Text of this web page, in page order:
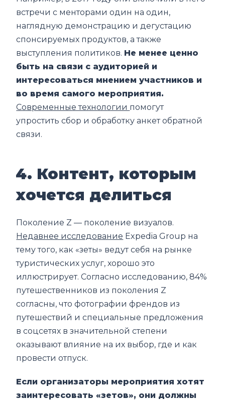
встречи с менторами один на один,
наглядную демонстрацию и дегустацию
спонсируемых продуктов, а также
выступления политиков. Не менее ценно
быть на связи с аудиторией и
интересоваться мнением участников и
во время самого мероприятия.
Современные технологии помогут
упростить сбор и обработку анкет обратной
связи.
4. Контент, которым
хочется делиться
Поколение Z — поколение визуалов.
Недавнее исследование Expedia Group на
тему того, как «зеты» ведут себя на рынке
туристических услуг, хорошо это
иллюстрирует. Согласно исследованию, 84%
путешественников из поколения Z
согласны, что фотографии френдов из
путешествий и специальные предложения
в соцсетях в значительной степени
оказывают влияние на их выбор, где и как
провести отпуск.
Если организаторы мероприятия хотят
заинтересовать «зетов», они должны